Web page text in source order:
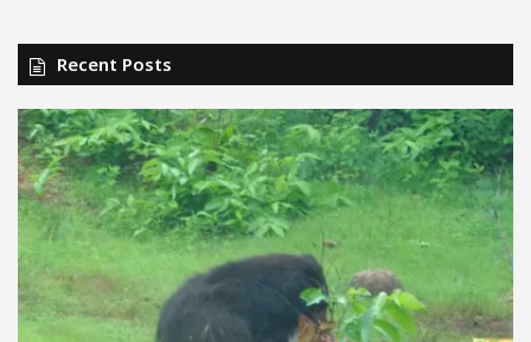
Recent Posts